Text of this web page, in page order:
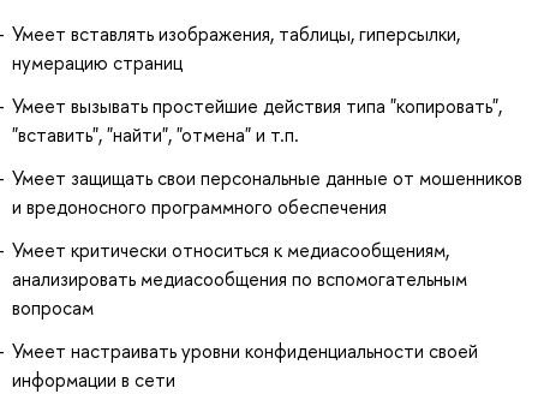
Умеет вставлять изображения, таблицы, гиперсылки,
нумерацию страниц
Умеет вызывать простейшие действия типа "копировать",
"вставить", "найти", "отмена" и т.п.
Умеет защищать свои персональные данные от мошенников
и вредоносного программного обеспечения
Умеет критически относиться к медиасообщениям,
анализировать медиасообщения по вспомогательным
вопросам
Умеет настраивать уровни конфиденциальности своей
информации в сети